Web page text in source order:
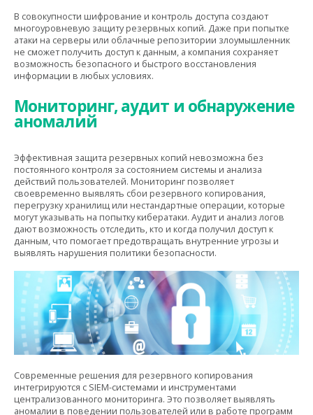
В совокупности шифрование и контроль доступа создают
многоуровневую защиту резервных копий. Даже при попытке
атаки на серверы или облачные репозитории злоумышленник
не сможет получить доступ к данным, а компания сохраняет
возможность безопасного и быстрого восстановления
информации в любых условиях.
Мониторинг, аудит и обнаружение
аномалий
Эффективная защита резервных копий невозможна без
постоянного контроля за состоянием системы и анализа
действий пользователей. Мониторинг позволяет
своевременно выявлять сбои резервного копирования,
перегрузку хранилищ или нестандартные операции, которые
могут указывать на попытку кибератаки. Аудит и анализ логов
дают возможность отследить, кто и когда получил доступ к
данным, что помогает предотвращать внутренние угрозы и
выявлять нарушения политики безопасности.
Современные решения для резервного копирования
интегрируются с SIEM-системами и инструментами
централизованного мониторинга. Это позволяет выявлять
аномалии в поведении пользователей или в работе программ